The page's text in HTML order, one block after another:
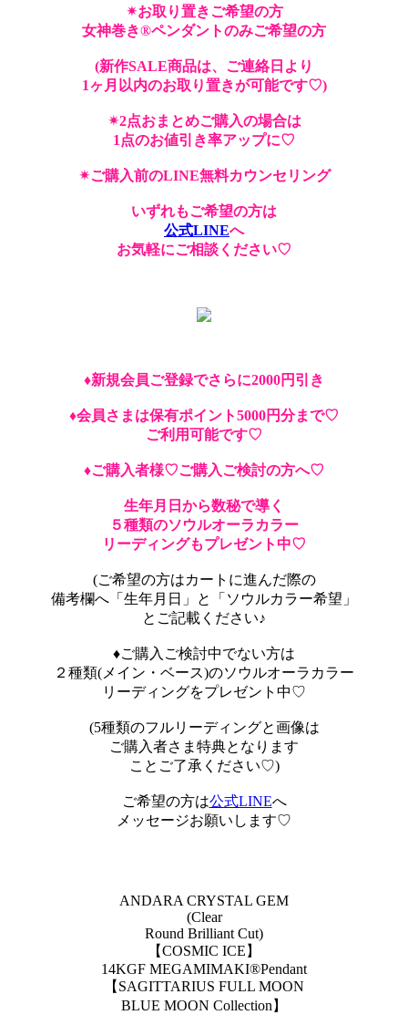
✴︎お取り置きご希望の方
女神巻き®︎ペンダントのみご希望の方
(新作SALE商品は、ご連絡日より
1ヶ月以内のお取り置きが可能です♡)
✴︎2点おまとめご購入の場合は
1点のお値引き率アップに♡
✴︎ご購入前のLINE無料カウンセリング
いずれもご希望の方は
公式LINEへ
お気軽にご相談ください♡
♦︎新規会員ご登録でさらに2000円引き
♦︎会員さまは保有ポイント5000円分まで♡
ご利用可能です♡
♦︎ご購入者様♡ご購入ご検討の方へ♡
生年月日から数秘で導く
５種類のソウルオーラカラー
リーディングもプレゼント中♡
(ご希望の方はカートに進んだ際の
備考欄へ「生年月日」と「ソウルカラー希望」
とご記載ください♪
♦︎ご購入ご検討中でない方は
２種類(メイン・ベース)のソウルオーラカラー
リーディングをプレゼント中♡
(5種類のフルリーディングと画像は
ご購入者さま特典となります
ことご了承ください♡)
ご希望の方は公式LINEへ
メッセージお願いします♡
ANDARA CRYSTAL GEM
(Clear
Round Brilliant Cut)
【COSMIC ICE】
14KGF MEGAMIMAKI®︎Pendant
【SAGITTARIUS FULL MOON
BLUE MOON Collection】